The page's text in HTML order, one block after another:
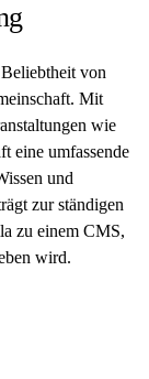
von
Mit
wie
eine umfassende
und
zur ständigen
zu einem CMS,
wird.